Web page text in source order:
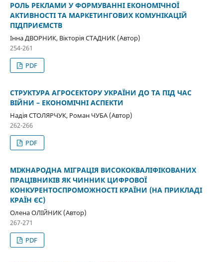
РОЛЬ РЕКЛАМИ У ФОРМУВАННІ ЕКОНОМІЧНОЇ
АКТИВНОСТІ ТА МАРКЕТИНГОВИХ КОМУНІКАЦІЙ
ПІДПРИЄМСТВ
Інна ДВОРНИК, Вікторія СТАДНИК (Автор)
254-261
PDF
СТРУКТУРА АГРОСЕКТОРУ УКРАЇНИ ДО ТА ПІД ЧАС
ВІЙНИ – ЕКОНОМІЧНІ АСПЕКТИ
Надія СТОЛЯРЧУК, Роман ЧУБА (Автор)
262-266
PDF
МІЖНАРОДНА МІГРАЦІЯ ВИСОКОКВАЛІФІКОВАНИХ
ПРАЦІВНИКІВ ЯК ЧИННИК ЦИФРОВОЇ
КОНКУРЕНТОСПРОМОЖНОСТІ КРАЇНИ (НА ПРИКЛАДІ
КРАЇН ЄС)
Олена ОЛІЙНИК (Автор)
267-271
PDF